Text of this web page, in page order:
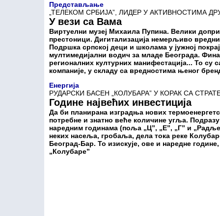
Представљање
„ТЕЛЕКОМ СРБИЈА”, ЛИДЕР У АКТИВНОСТИМА
У вези са Вама
Виртуелни музеј Михаила Пупина. Велики
престоници. Дигитализација немерљиво
Подршка српској деци и школама у јужној
мултимедијални водич за младе Београда.
регионалних културних манифестација... То су
компаније, у складу са вредностима њеног
Енергија
РУДАРСКИ БАСЕН „КОЛУБАРА” У КОРАК СА
Године највећих инвестиција
Да би планирана изградња нових
потребне и знатно веће количине угља.
наредним годинама (поља „Ц”, „Е”, „Г” и
неких насеља, гробаља, дела тока реке
Београд-Бар. То изискује, ове и наредне
„Колубаре”